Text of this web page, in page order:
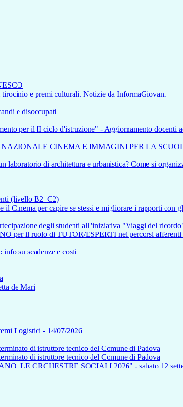
e premi culturali. Notizie da InformaGiovani
e disoccupati
per il II ciclo d'istruzione" - Aggiornamento docenti
NAZIONALE CINEMA E IMMAGINI PER LA
laboratorio di architettura e urbanistica? Come si
(livello B2–C2)
Cinema per capire se stessi e migliorare i rapporti con
degli studenti all 'iniziativa "Viaggi del
il ruolo di TUTOR/ESPERTI nei percorsi afferenti
su scadenze e costi
de Mari
Logistici - 14/07/2026
di istruttore tecnico del Comune di Padova
di istruttore tecnico del Comune di Padova
LE ORCHESTRE SOCIALI 2026" - sabato 12